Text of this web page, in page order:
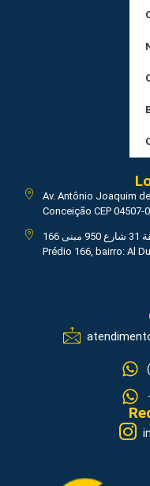
Av. Antônio Joaquim
Conceição CEP 04507-
منطقة 31 شارع 950 مبنى 166, Doha, Catar Área 31, Rua 950,
Prédio 166, bairro: Al